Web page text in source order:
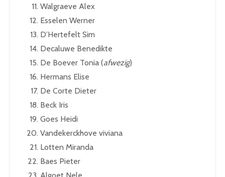
Walgraeve Alex
Esselen Werner
D’Hertefelt Sim
Decaluwe Benedikte
De Boever Tonia (afwezig)
Hermans Elise
De Corte Dieter
Beck Iris
Goes Heidi
Vandekerckhove viviana
Lotten Miranda
Baes Pieter
Algoet Nele